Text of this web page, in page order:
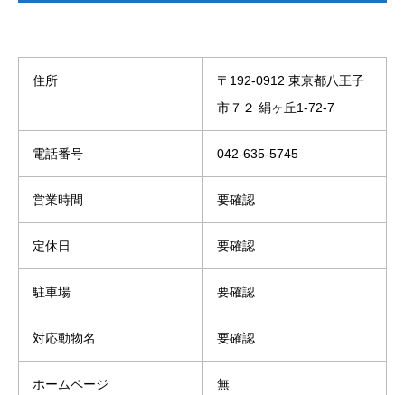
住所
〒192-0912 東京都八王子
市７２ 絹ヶ丘1-72-7
電話番号 042-635-5745
営業時間 要確認
定休日 要確認
駐車場 要確認
対応動物名 要確認
ホームページ 無